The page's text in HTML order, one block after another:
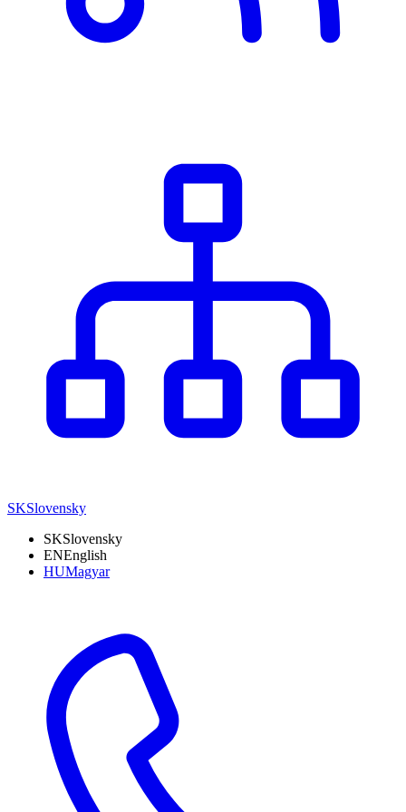
SKSlovensky
SKSlovensky
ENEnglish
HUMagyar